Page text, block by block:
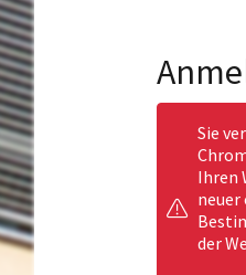
Sie
Ihren
neuer
der